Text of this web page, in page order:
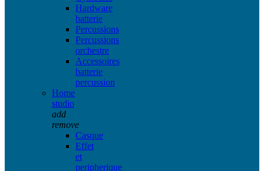
Hardware
batterie
Percussions
Percussions
orchestre
Accessoires
batterie
percussion
Home
studio
add
remove
Casque
Effet
et
peripherique